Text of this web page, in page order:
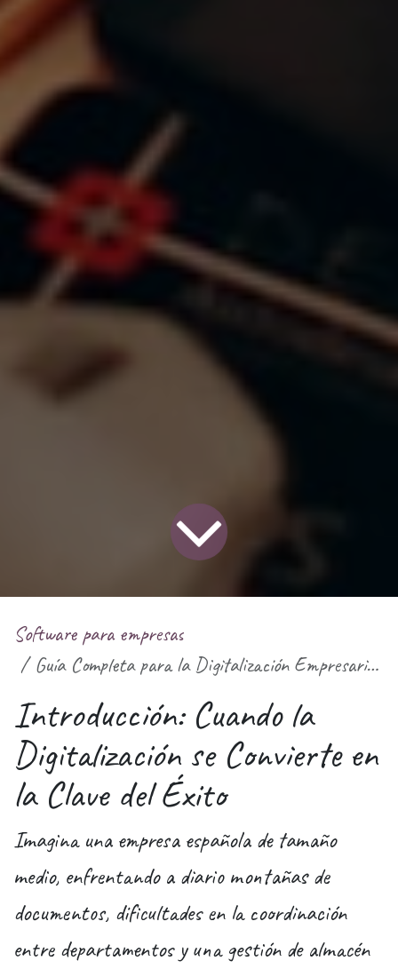
Software para empresas
Guía Completa para la Digitalización Empresarial con Odoo: La Excelencia Personalizada para las PYMES Españolas
Introducción: Cuando la
Digitalización se Convierte en
la Clave del Éxito
Imagina una empresa española de tamaño
medio, enfrentando a diario montañas de
documentos, dificultades en la coordinación
entre departamentos y una gestión de almacén